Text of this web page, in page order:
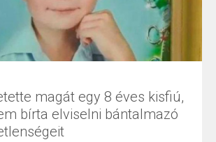
magát egy 8 éves kisfiú,
bírta elviselni bántalmazó